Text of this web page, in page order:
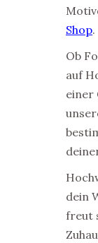
Shop.
Ob
auf
einer
dein
freut